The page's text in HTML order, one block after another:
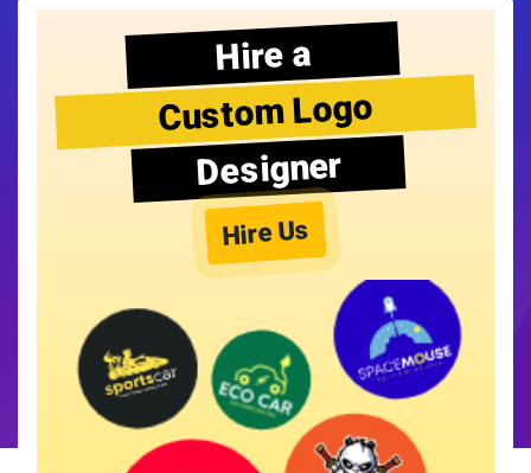
Hire a
Custom Logo
Designer
Hire Us